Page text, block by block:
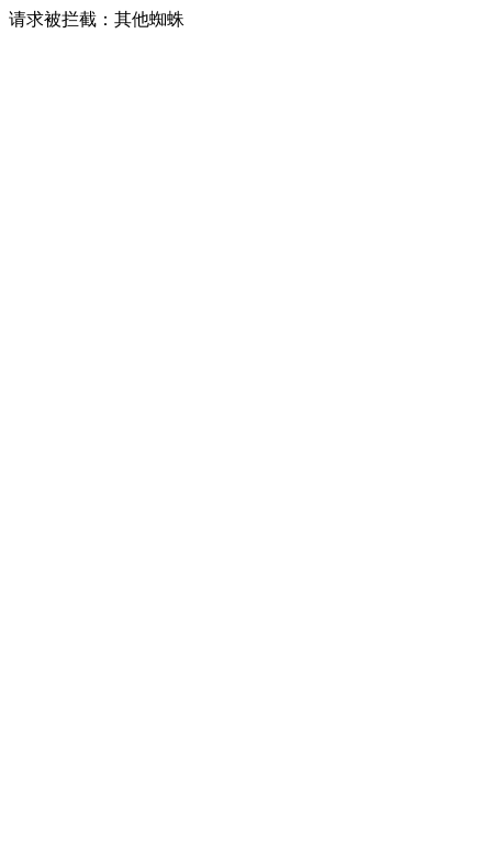
请求被拦截：其他蜘蛛